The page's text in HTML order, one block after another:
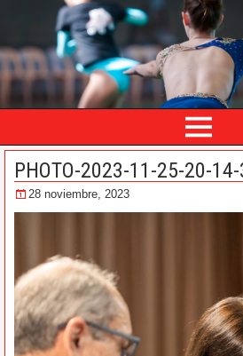
PHOTO-2023-11-25-20-
28 noviembre, 2023